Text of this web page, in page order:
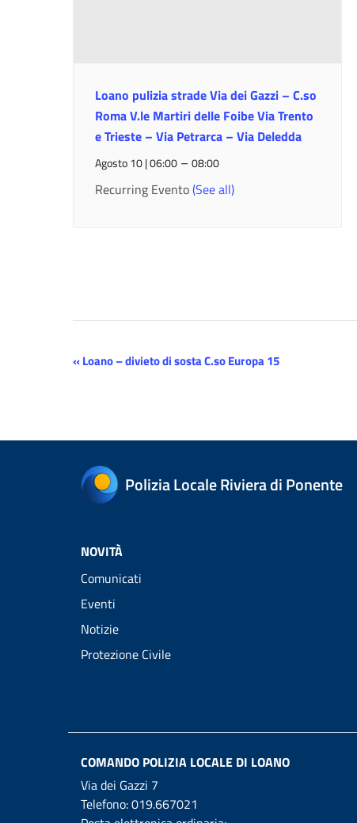
Loano pulizia strade Via dei Gazzi – C.so
Roma V.le Martiri delle Foibe Via Trento
e Trieste – Via Petrarca – Via Deledda
Agosto 10 | 06:00 –08:00
Recurring Evento(See all)
Evento
«Loano – divieto di sosta C.so Europa 15
Polizia Locale Riviera di Ponente
NOVITÀ
Comunicati
Eventi
Notizie
Protezione Civile
COMANDO POLIZIA LOCALE DI LOANO
Via dei Gazzi 7
Telefono:019.667021